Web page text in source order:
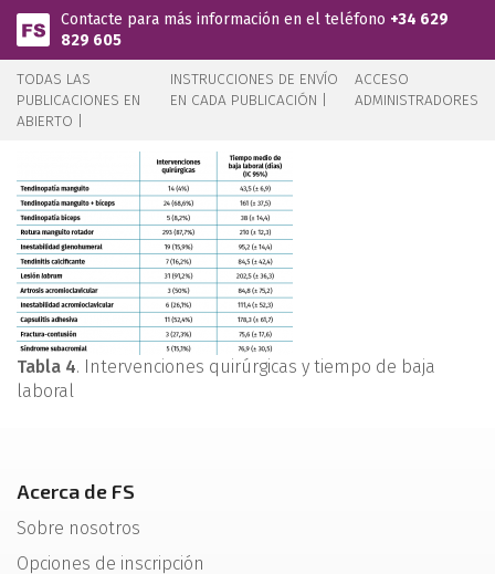
Pasar al contenido principal
Contacte para más información en el teléfono +34 629
829 605
TODAS LAS
PUBLICACIONES EN
ABIERTO |
INSTRUCCIONES DE ENVÍO
EN CADA PUBLICACIÓN |
ACCESO
ADMINISTRADORES
Tabla 4. Intervenciones quirúrgicas y tiempo de baja
laboral
Acerca de FS
Sobre nosotros
Opciones de inscripción